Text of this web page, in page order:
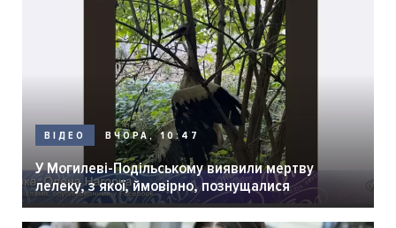
ВІДЕО ВЧОРА, 10:47
У Могилеві-Подільському виявили мертву
лелеку, з якої, ймовірно, познущалися